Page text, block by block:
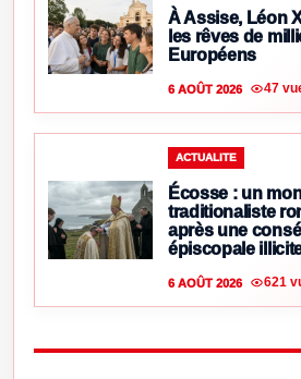
À Assise, Léon
les rêves de
Européens
6 AOÛT 2026 47
ACTUALITE
Écosse : un
traditionaliste
après une
épiscopale
6 AOÛT 2026 621